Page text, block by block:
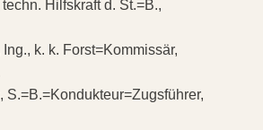
Hilfskraft d. St.=B.,
k. k. Forst=Kommissär,
S.=B.=Kondukteur=Zugsführer,